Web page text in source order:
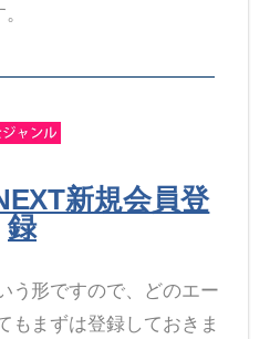
新規会員登
録
う形ですので、どのエー
もまずは登録しておきま